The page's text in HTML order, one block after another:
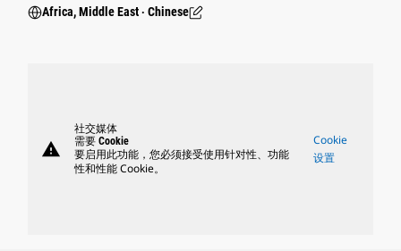
Africa, Middle East ‧ Chinese
warning
社交媒体
需要 Cookie
要启用此功能，您必须接受使用针对性、功能
性和性能 Cookie。
Cookie
设置